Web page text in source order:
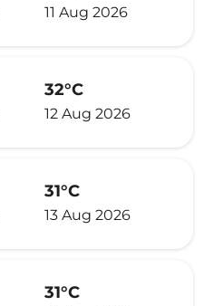
11 Aug 2026
32°C
12 Aug 2026
31°C
13 Aug 2026
31°C